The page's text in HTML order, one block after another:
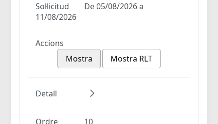
Sol·licitud
De 05/08/2026 a
11/08/2026
Accions
Mostra
Mostra RLT
Detall
Ordre 10